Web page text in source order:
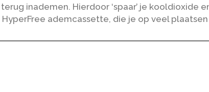
inademen. Hierdoor ‘spaar’ je kooldioxide
ademcassette, die je op veel